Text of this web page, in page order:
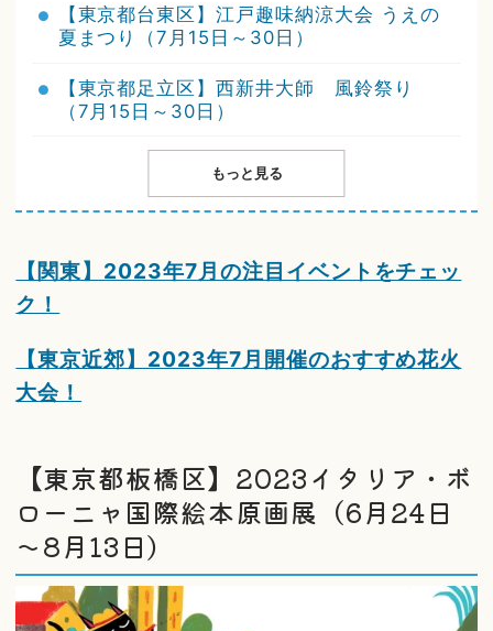
【東京都台東区】江戸趣味納涼大会 うえの
夏まつり（7月15日～30日）
【東京都足立区】西新井大師 風鈴祭り
（7月15日～30日）
もっと見る
【関東】2023年7月の注目イベントをチェッ
ク！
【東京近郊】2023年7月開催のおすすめ花火
大会！
【東京都板橋区】2023イタリア・ボ
ローニャ国際絵本原画展（6月24日
～8月13日）